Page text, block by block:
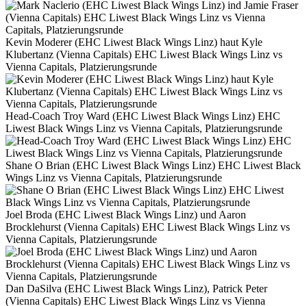
Kevin Moderer (EHC Liwest Black Wings Linz) haut Kyle
Klubertanz (Vienna Capitals) EHC Liwest Black Wings Linz vs
Vienna Capitals, Platzierungsrunde
Head-Coach Troy Ward (EHC Liwest Black Wings Linz) EHC
Liwest Black Wings Linz vs Vienna Capitals, Platzierungsrunde
Shane O Brian (EHC Liwest Black Wings Linz) EHC Liwest Black
Wings Linz vs Vienna Capitals, Platzierungsrunde
Joel Broda (EHC Liwest Black Wings Linz) und Aaron
Brocklehurst (Vienna Capitals) EHC Liwest Black Wings Linz vs
Vienna Capitals, Platzierungsrunde
Dan DaSilva (EHC Liwest Black Wings Linz), Patrick Peter
(Vienna Capitals) EHC Liwest Black Wings Linz vs Vienna